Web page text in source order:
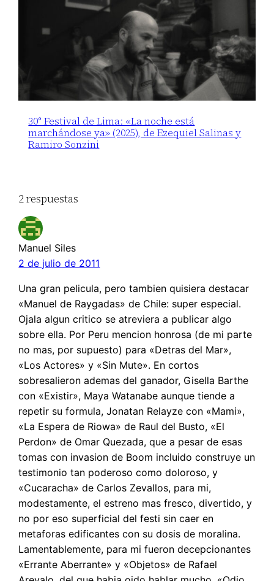
30° Festival de Lima: «La noche está
marchándose ya» (2025), de Ezequiel Salinas y
Ramiro Sonzini
2 respuestas
Manuel Siles
2 de julio de 2011
Una gran pelicula, pero tambien quisiera destacar
«Manuel de Raygadas» de Chile: super especial.
Ojala algun critico se atreviera a publicar algo
sobre ella. Por Peru mencion honrosa (de mi parte
no mas, por supuesto) para «Detras del Mar»,
«Los Actores» y «Sin Mute». En cortos
sobresalieron ademas del ganador, Gisella Barthe
con «Existir», Maya Watanabe aunque tiende a
repetir su formula, Jonatan Relayze con «Mami»,
«La Espera de Riowa» de Raul del Busto, «El
Perdon» de Omar Quezada, que a pesar de esas
tomas con invasion de Boom incluido construye un
testimonio tan poderoso como doloroso, y
«Cucaracha» de Carlos Zevallos, para mi,
modestamente, el estreno mas fresco, divertido, y
no por eso superficial del festi sin caer en
metaforas edificantes con su dosis de moralina.
Lamentablemente, para mi fueron decepcionantes
«Errante Aberrante» y «Objetos» de Rafael